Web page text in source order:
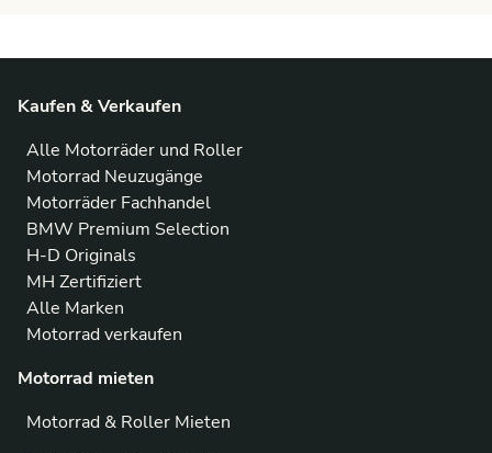
Kaufen & Verkaufen
Alle Motorräder und Roller
Motorrad Neuzugänge
Motorräder Fachhandel
BMW Premium Selection
H-D Originals
MH Zertifiziert
Alle Marken
Motorrad verkaufen
Motorrad mieten
Motorrad & Roller Mieten